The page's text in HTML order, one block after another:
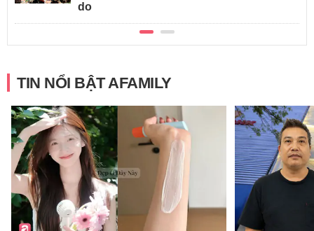
do
TIN NỔI BẬT AFAMILY